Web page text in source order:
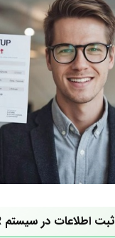
ثبت اطلاعات در سیستم CPR